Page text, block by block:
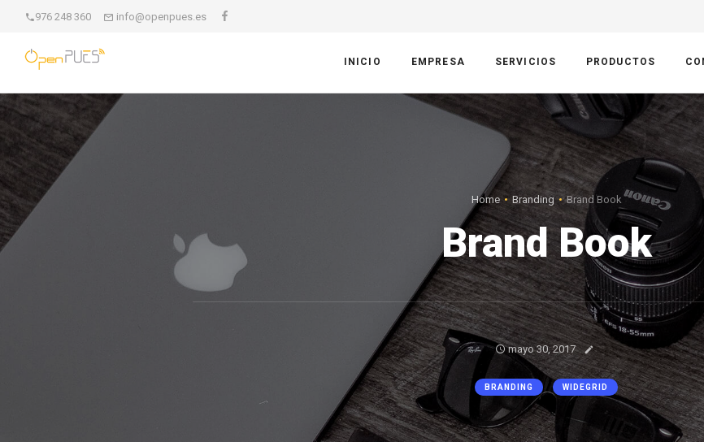
976 248 360 info@openpues.es
INICIO EMPRESA SERVICIOS PRODUCTOS
Home Branding Brand Book
Brand Book
mayo 30, 2017
BRANDING WIDEGRID